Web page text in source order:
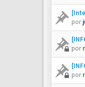
por
por
por